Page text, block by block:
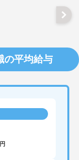
の平均給与